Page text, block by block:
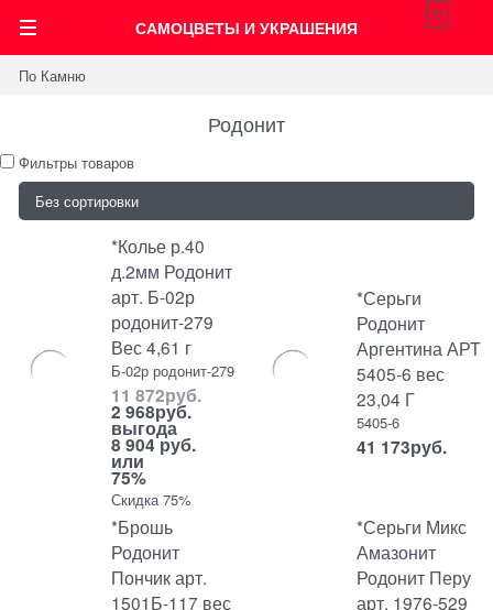
САМОЦВЕТЫ И УКРАШЕНИЯ
0
По Камню
Родонит
Фильтры товаров
*Колье р.40
д.2мм Родонит
арт. Б-02р
родонит-279
Вес 4,61 г
Б-02р родонит-279
11 872руб.
2 968руб.
выгода
8 904 руб.
или
75%
Скидка 75%
*Серьги
Родонит
Аргентина АРТ
5405-6 вес
23,04 Г
5405-6
41 173руб.
*Брошь
Родонит
Пончик арт.
1501Б-117 вес
*Серьги Микс
Амазонит
Родонит Перу
арт. 1976-529